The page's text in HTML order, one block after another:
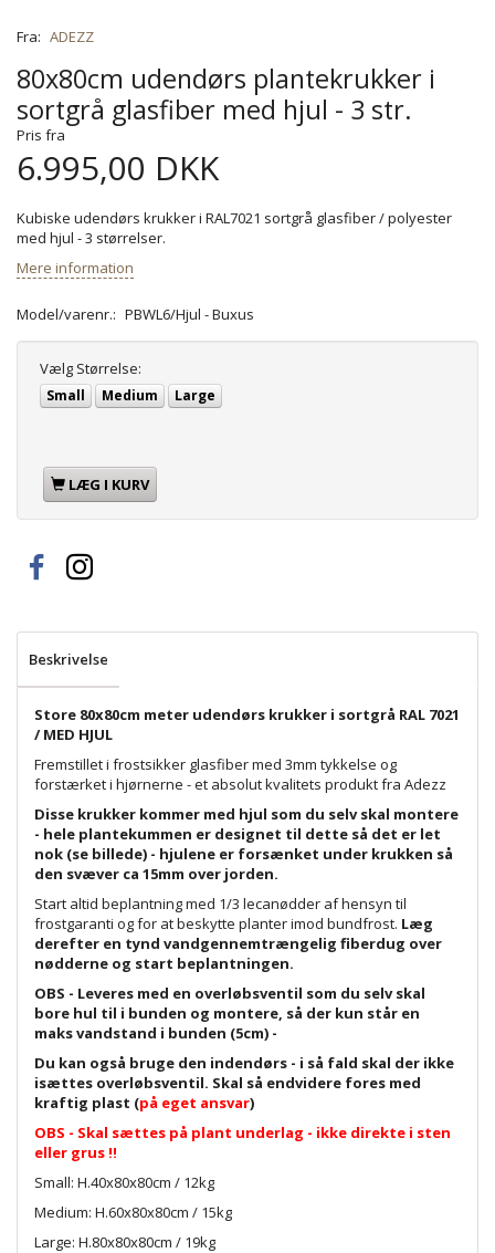
Fra: ADEZZ
80x80cm udendørs plantekrukker i
sortgrå glasfiber med hjul - 3 str.
Pris fra
6.995,00 DKK
Kubiske udendørs krukker i RAL7021 sortgrå glasfiber / polyester
med hjul - 3 størrelser.
Mere information
Model/varenr.: PBWL6/Hjul - Buxus
Vælg Størrelse:
Small Medium Large
LÆG I KURV
Beskrivelse
Store 80x80cm meter udendørs krukker i sortgrå RAL 7021
/ MED HJUL
Fremstillet i frostsikker glasfiber med 3mm tykkelse og
forstærket i hjørnerne - et absolut kvalitets produkt fra Adezz
Disse krukker kommer med hjul som du selv skal montere
- hele plantekummen er designet til dette så det er let
nok (se billede) - hjulene er forsænket under krukken så
den svæver ca 15mm over jorden.
Start altid beplantning med 1/3 lecanødder af hensyn til
frostgaranti og for at beskytte planter imod bundfrost. Læg
derefter en tynd vandgennemtrængelig fiberdug over
nødderne og start beplantningen.
OBS - Leveres med en overløbsventil som du selv skal
bore hul til i bunden og montere, så der kun står en
maks vandstand i bunden (5cm) -
Du kan også bruge den indendørs - i så fald skal der ikke
isættes overløbsventil. Skal så endvidere fores med
kraftig plast (på eget ansvar)
OBS - Skal sættes på plant underlag - ikke direkte i sten
eller grus !!
Small: H.40x80x80cm / 12kg
Medium: H.60x80x80cm / 15kg
Large: H.80x80x80cm / 19kg